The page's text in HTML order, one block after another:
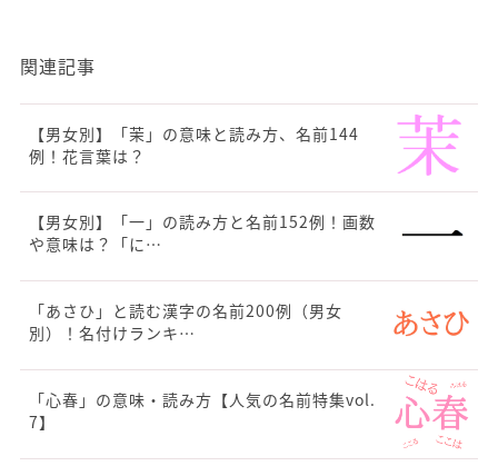
関連記事
【男女別】「茉」の意味と読み方、名前144
例！花言葉は？
【男女別】「一」の読み方と名前152例！画数
や意味は？「に…
「あさひ」と読む漢字の名前200例（男女
別）！名付けランキ…
「心春」の意味・読み方【人気の名前特集vol.
7】